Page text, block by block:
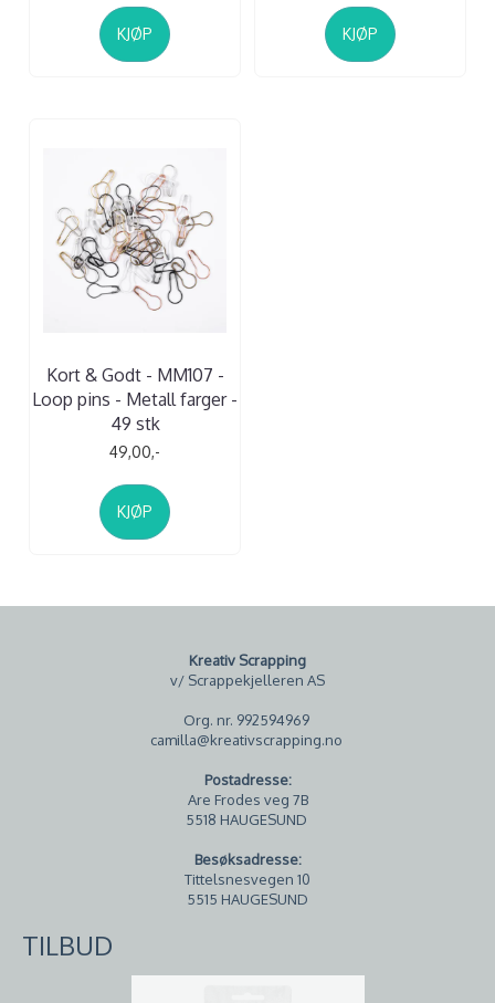
KJØP KJØP
Kort & Godt - MM107 -
Loop pins - Metall farger -
49 stk
49,00,-
KJØP
Kreativ Scrapping
v/ Scrappekjelleren AS
Org. nr. 992594969
camilla@kreativscrapping.no
Postadresse:
Are Frodes veg 7B
5518 HAUGESUND
Besøksadresse:
Tittelsnesvegen 10
5515 HAUGESUND
TILBUD